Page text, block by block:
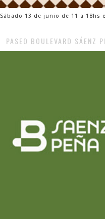
Sábado 13 de junio de 11 a 18hs
PASEO BOULEVARD SÁENZ